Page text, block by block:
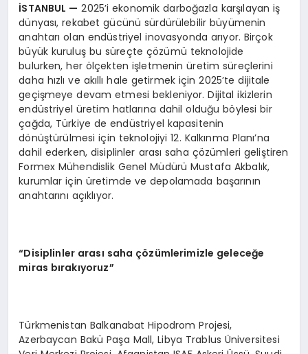
İSTANBUL — 2025’i ekonomik darboğazla karşılayan iş
dünyası, rekabet gücünü sürdürülebilir büyümenin
anahtarı olan endüstriyel inovasyonda arıyor. Birçok
büyük kuruluş bu süreçte çözümü teknolojide
bulurken, her ölçekten işletmenin üretim süreçlerini
daha hızlı ve akıllı hale getirmek için 2025’te dijitale
geçişmeye devam etmesi bekleniyor. Dijital ikizlerin
endüstriyel üretim hatlarına dahil olduğu böylesi bir
çağda, Türkiye de endüstriyel kapasitenin
dönüştürülmesi için teknolojiyi 12. Kalkınma Planı’na
dahil ederken, disiplinler arası saha çözümleri geliştiren
Formex Mühendislik Genel Müdürü Mustafa Akbalık,
kurumlar için üretimde ve depolamada başarının
anahtarını açıklıyor.
“Disiplinler arası saha çözümlerimizle geleceğe
miras bırakıyoruz”
Türkmenistan Balkanabat Hipodrom Projesi,
Azerbaycan Bakü Paşa Mall, Libya Trablus Üniversitesi